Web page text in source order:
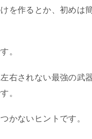
を作るとか、初めは
。
右されない最強の武
。
かないヒントです。